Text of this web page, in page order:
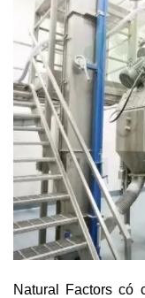
Natural Factors có